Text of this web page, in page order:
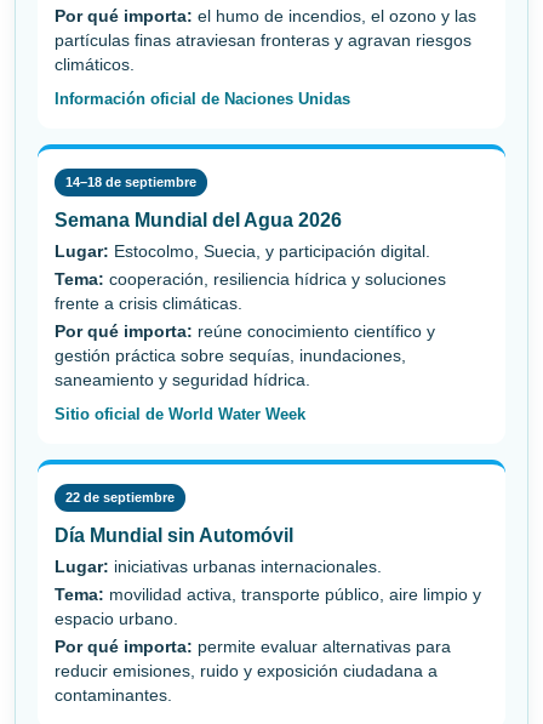
Por qué importa: el humo de incendios, el ozono y las
partículas finas atraviesan fronteras y agravan riesgos
climáticos.
Información oficial de Naciones Unidas
14–18 de septiembre
Semana Mundial del Agua 2026
Lugar: Estocolmo, Suecia, y participación digital.
Tema: cooperación, resiliencia hídrica y soluciones
frente a crisis climáticas.
Por qué importa: reúne conocimiento científico y
gestión práctica sobre sequías, inundaciones,
saneamiento y seguridad hídrica.
Sitio oficial de World Water Week
22 de septiembre
Día Mundial sin Automóvil
Lugar: iniciativas urbanas internacionales.
Tema: movilidad activa, transporte público, aire limpio y
espacio urbano.
Por qué importa: permite evaluar alternativas para
reducir emisiones, ruido y exposición ciudadana a
contaminantes.